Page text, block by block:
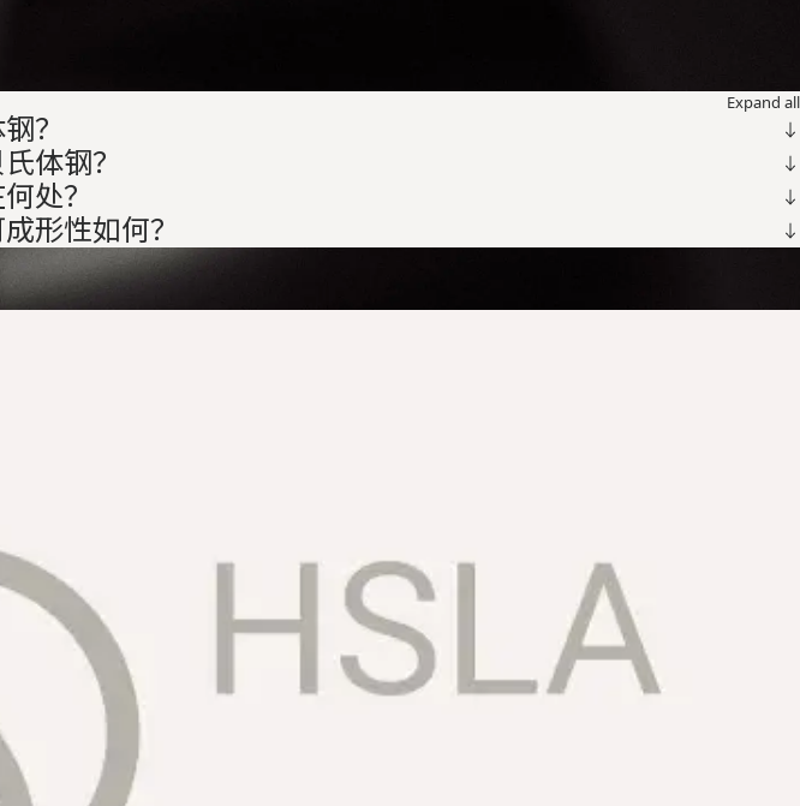
Expand all
？
体钢？
处？
形性如何？